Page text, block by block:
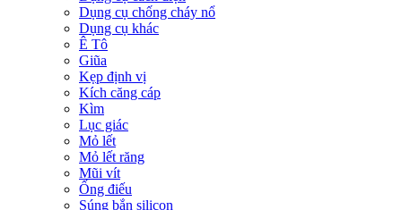
Dụng cụ chống cháy nổ
Dụng cụ khác
Ê Tô
Giũa
Kẹp định vị
Kích căng cáp
Kìm
Lục giác
Mỏ lết
Mỏ lết răng
Mũi vít
Ống điếu
Súng bắn silicon